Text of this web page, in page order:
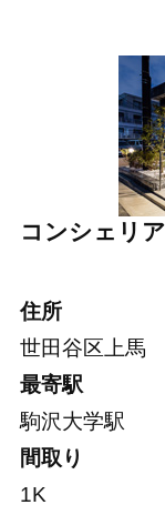
コンシェリ
住所
世田谷区上馬
最寄駅
駒沢大学駅
間取り
1K